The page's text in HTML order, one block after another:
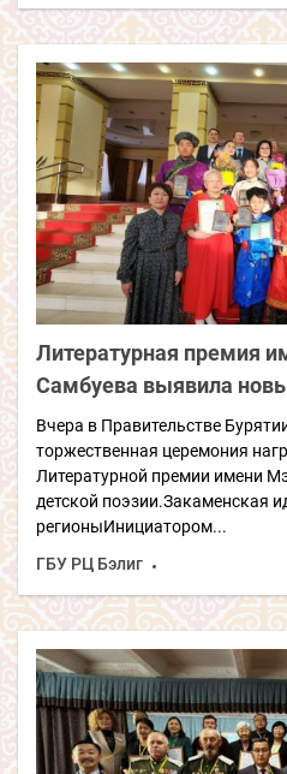
Литературная премия
Самбуева выявила
Вчера в Правительстве
торжественная церемония
Литературной премии имени
детской поэзии.Закаменская
регионыИнициатором...
ГБУ РЦ Бэлиг